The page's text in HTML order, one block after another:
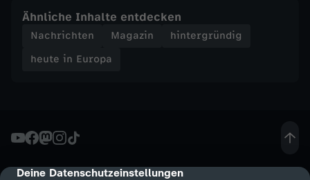
cmp-dialog-description
Deine Datenschutzeinstellungen
e
i
u
Ähnliche Inhalte entdecken
Nachrichten Magazin
hintergründig
heute in Europa